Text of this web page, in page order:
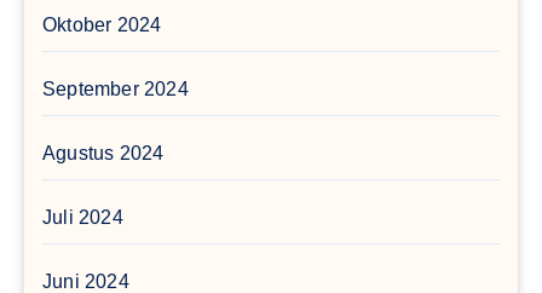
Oktober 2024
September 2024
Agustus 2024
Juli 2024
Juni 2024